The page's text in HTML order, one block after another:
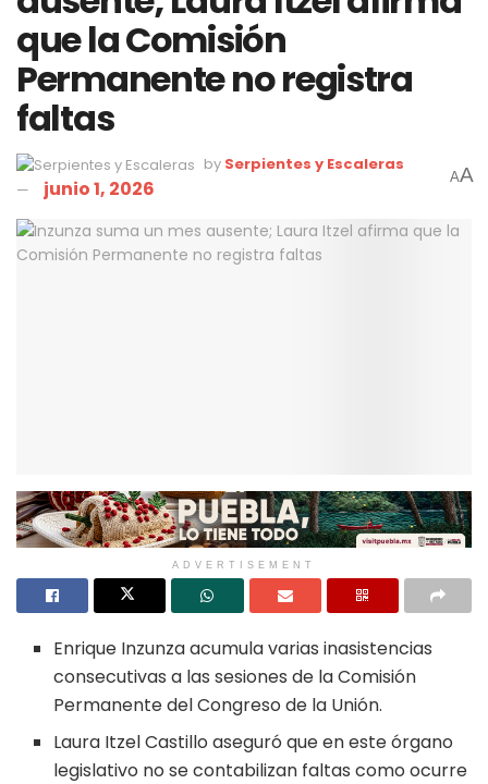
que la Comisión
Permanente no registra
faltas
by Serpientes y Escaleras
junio 1, 2026 AA
ADVERTISEMENT
Enrique Inzunza acumula varias inasistencias
consecutivas a las sesiones de la Comisión
Permanente del Congreso de la Unión.
Laura Itzel Castillo aseguró que en este órgano
legislativo no se contabilizan faltas como ocurre